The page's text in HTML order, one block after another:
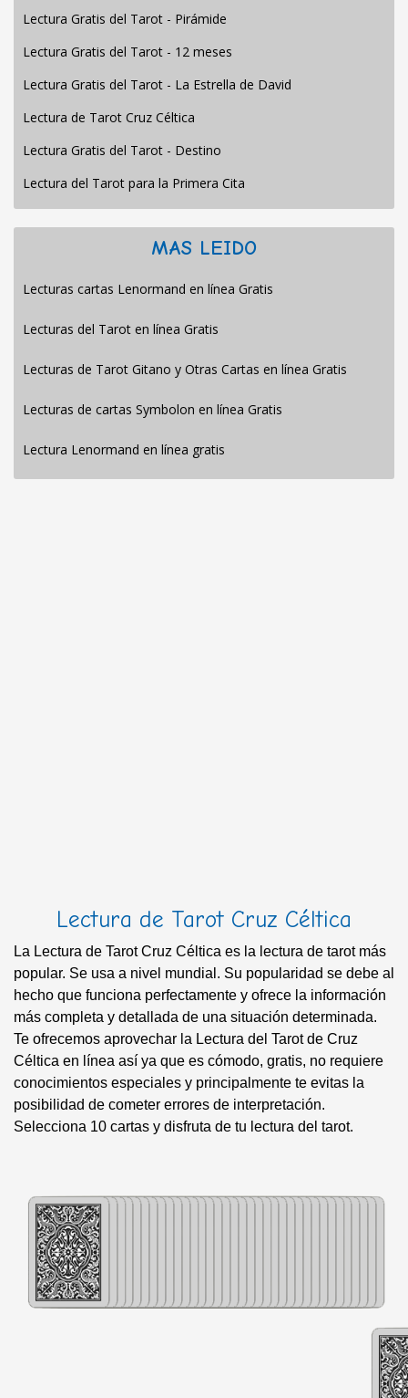
Lectura Gratis del Tarot - Pirámide
Lectura Gratis del Tarot - 12 meses
Lectura Gratis del Tarot - La Estrella de David
Lectura de Tarot Cruz Céltica
Lectura Gratis del Tarot - Destino
Lectura del Tarot para la Primera Cita
MAS LEIDO
Lecturas cartas Lenormand en línea Gratis
Lecturas del Tarot en línea Gratis
Lecturas de Tarot Gitano y Otras Cartas en línea Gratis
Lecturas de cartas Symbolon en línea Gratis
Lectura Lenormand en línea gratis
Lectura de Tarot Cruz Céltica
La Lectura de Tarot Cruz Céltica es la lectura de tarot más
popular. Se usa a nivel mundial. Su popularidad se debe al
hecho que funciona perfectamente y ofrece la información
más completa y detallada de una situación determinada.
Te ofrecemos aprovechar la Lectura del Tarot de Cruz
Céltica en línea así ya que es cómodo, gratis, no requiere
conocimientos especiales y principalmente te evitas la
posibilidad de cometer errores de interpretación.
Selecciona 10 cartas y disfruta de tu lectura del tarot.